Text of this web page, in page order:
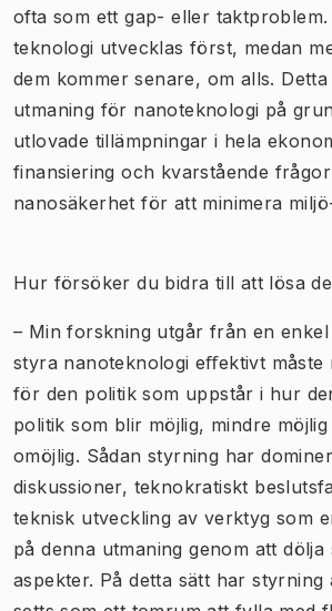
ofta som ett gap- eller taktproblem.
teknologi utvecklas först, medan
dem kommer senare, om alls.
utmaning för nanoteknologi på
utlovade tillämpningar i hela
finansiering och kvarstående
nanosäkerhet för att minimera
Hur försöker du bidra till att lösa
– Min forskning utgår från en
styra nanoteknologi eﬀektivt måste
för den politik som uppstår i hur
politik som blir möjlig, mindre
omöjlig. Sådan styrning har
diskussioner, teknokratiskt
teknisk utveckling av verktyg som
på denna utmaning genom att dölja
aspekter. På detta sätt har styrning